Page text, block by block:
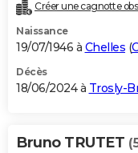
Créer une cagnotte
Naissance
19/07/1946 à Chelles (
Décès
18/06/2024 à Trosly-
Bruno TRUTET